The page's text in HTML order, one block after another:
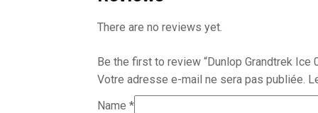
There are no reviews yet.
Be the first to review “Dunlop Grandtrek Ice
Votre adresse e-mail ne sera pas publiée.
Name *